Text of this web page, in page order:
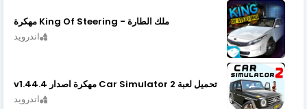
ملك الطارة - King Of Steering مهكرة
اندرويد
تحميل لعبة Car Simulator 2 مهكرة اصدار v1.44.4
اندرويد